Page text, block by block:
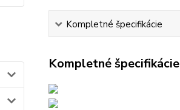
Kompletné špecifikácie
Kompletné špecifikácie